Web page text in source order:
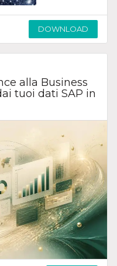
DOWNLOAD
alla Business
tuoi dati SAP in